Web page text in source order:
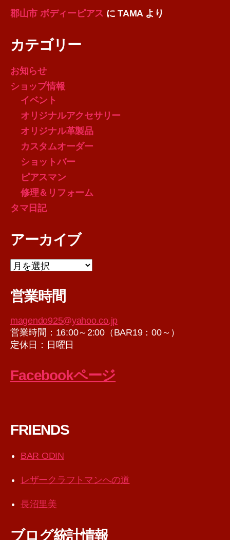
郡山市 ボディーピアス にTAMA より
カテゴリー
お知らせ
ショップ情報
イベント
オリジナルアクセサリー
オリジナル革製品
カスタムオーダー
ショットバー
ピアスマン
修理＆リフォーム
タマ日記
アーカイブ
ア
ー
イ
営業時間
magendo925@yahoo.co.jp
営業時間：16:00～2:00（BAR19：00～）
定休日：日曜日
Facebookページ
FRIENDS
BAR ODIN
レザークラフトマンへの道
長沼里美
ブログ統計情報